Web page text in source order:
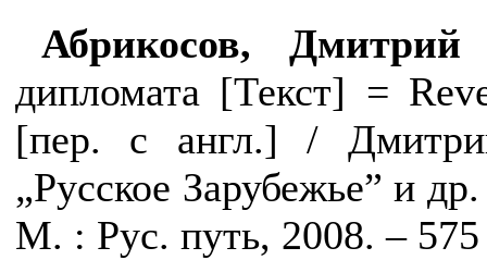
Абрикосов, Дмитрий
дипломата [Текст] =
[пер. с англ.] /
„Русское Зарубежье” и
М. : Рус. путь, 2008. –